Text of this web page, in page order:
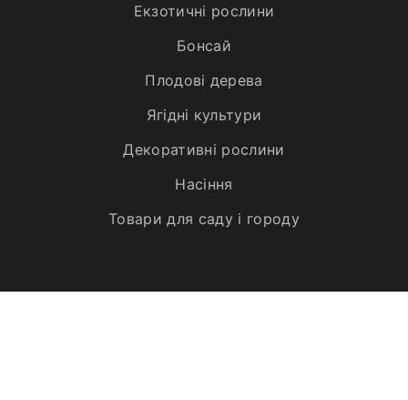
Екзотичні рослини
Бонсай
Плодові дерева
Ягідні культури
Декоративні рослини
Насіння
Товари для саду і городу